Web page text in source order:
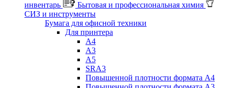
инвентарь
Бытовая и профессиональная химия
СИЗ и инструменты
Бумага для офисной техники
Для принтера
А4
А3
А5
SRA3
Повышенной плотности формата А4